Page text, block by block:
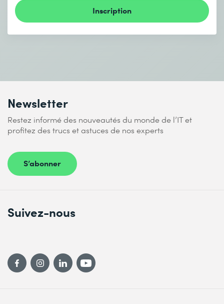
Inscription
Newsletter
Restez informé des nouveautés du monde de l’IT et
profitez des trucs et astuces de nos experts
S’abonner
Suivez-nous